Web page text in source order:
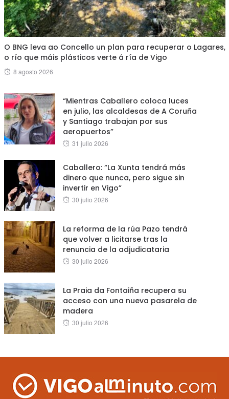
O BNG leva ao Concello un plan para recuperar o Lagares,
o río que máis plásticos verte á ría de Vigo
Posted
8 agosto 2026
“Mientras Caballero coloca luces
en julio, las alcaldesas de A Coruña
y Santiago trabajan por sus
aeropuertos”
Posted
31 julio 2026
Caballero: “La Xunta tendrá más
dinero que nunca, pero sigue sin
invertir en Vigo”
Posted
30 julio 2026
La reforma de la rúa Pazo tendrá
que volver a licitarse tras la
renuncia de la adjudicataria
Posted
30 julio 2026
La Praia da Fontaiña recupera su
acceso con una nueva pasarela de
madera
Posted
30 julio 2026